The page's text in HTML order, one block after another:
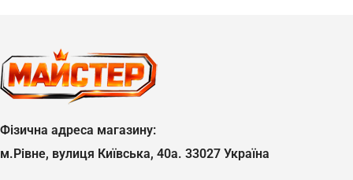
Фізична адреса магазину:
м.Рівне, вулиця Київська, 40а. 33027 Україна